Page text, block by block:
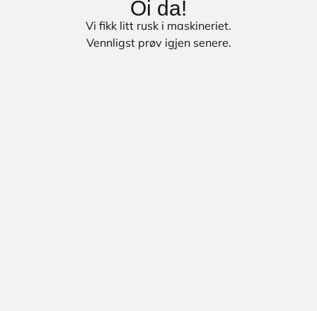
Oi da!
Vi fikk litt rusk i maskineriet.
Vennligst prøv igjen senere.